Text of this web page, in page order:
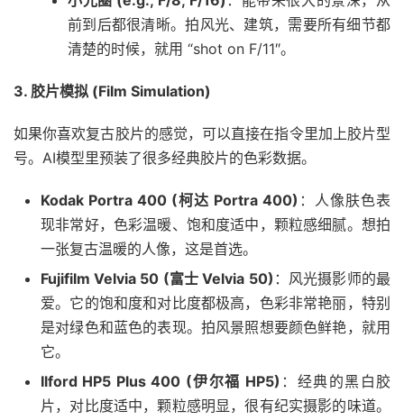
前到后都很清晰。拍风光、建筑，需要所有细节都
清楚的时候，就用 “shot on F/11″。
3. 胶片模拟 (Film Simulation)
如果你喜欢复古胶片的感觉，可以直接在指令里加上胶片型
号。AI模型里预装了很多经典胶片的色彩数据。
Kodak Portra 400 (柯达 Portra 400) ：人像肤色表
现非常好，色彩温暖、饱和度适中，颗粒感细腻。想拍
一张复古温暖的人像，这是首选。
Fujifilm Velvia 50 (富士 Velvia 50) ：风光摄影师的最
爱。它的饱和度和对比度都极高，色彩非常艳丽，特别
是对绿色和蓝色的表现。拍风景照想要颜色鲜艳，就用
它。
Ilford HP5 Plus 400 (伊尔福 HP5) ：经典的黑白胶
片，对比度适中，颗粒感明显，很有纪实摄影的味道。